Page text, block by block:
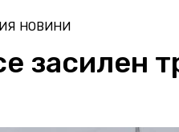
НОВИНИ
засилен